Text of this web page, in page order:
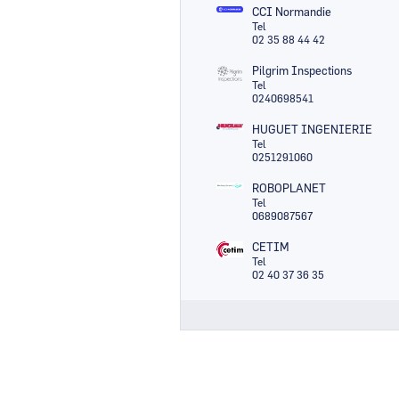
CCI Normandie
Tel
02 35 88 44 42
Pilgrim Inspections
Tel
0240698541
HUGUET INGENIERIE
Tel
0251291060
ROBOPLANET
Tel
0689087567
CETIM
Tel
02 40 37 36 35